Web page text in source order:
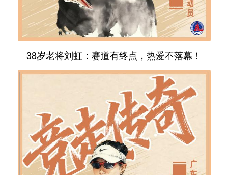
38岁老将刘虹：赛道有终点，热爱不落幕！